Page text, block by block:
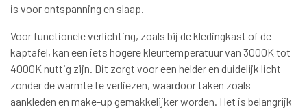
is voor ontspanning en slaap.
Voor functionele verlichting, zoals bij de kledingkast of de
kaptafel, kan een iets hogere kleurtemperatuur van 3000K tot
4000K nuttig zijn. Dit zorgt voor een helder en duidelijk licht
zonder de warmte te verliezen, waardoor taken zoals
aankleden en make-up gemakkelijker worden. Het is belangrijk